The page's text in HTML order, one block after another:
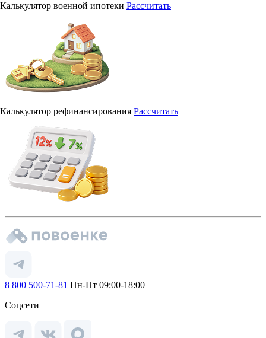
Калькулятор военной ипотеки Рассчитать
Калькулятор рефинансирования Рассчитать
8 800 500-71-81 Пн-Пт 09:00-18:00
Соцсети